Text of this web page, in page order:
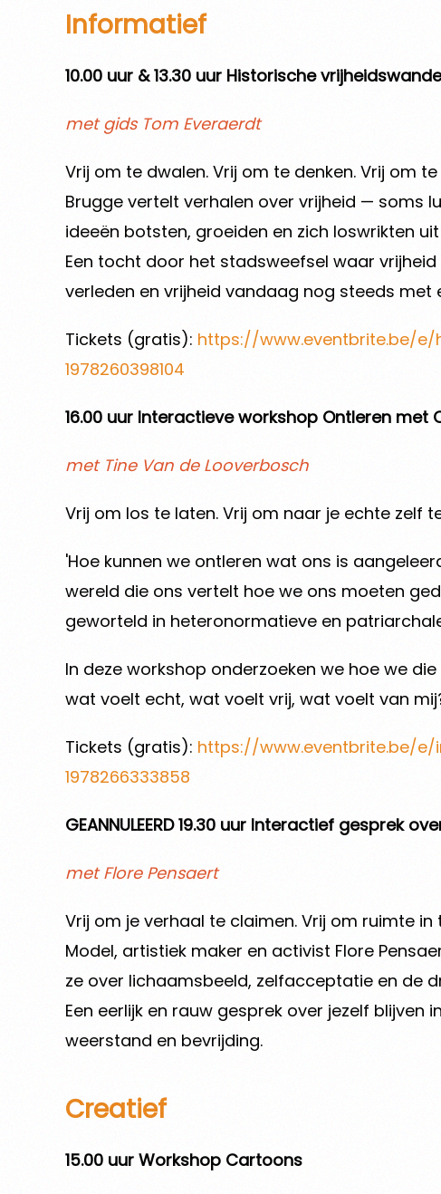
Informatief
10.00 uur & 13.30 uur Historische
met gids Tom Everaerdt
Vrij om te dwalen. Vrij om te denken. Vrij om
Brugge vertelt verhalen over vrijheid — soms
ideeën botsten, groeiden en zich loswrikten
Een tocht door het stadsweefsel waar
verleden en vrijheid vandaag nog steeds met
Tickets (gratis): https://www.eventbrite.be/
1978260398104
16.00 uur Interactieve workshop Ontleren met
met Tine Van de Looverbosch
Vrij om los te laten. Vrij om naar je echte zelf
'Hoe kunnen we ontleren wat ons is
wereld die ons vertelt hoe we ons moeten
geworteld in heteronormatieve en
In deze workshop onderzoeken we hoe we
wat voelt echt, wat voelt vrij, wat voelt van
Tickets (gratis): https://www.eventbrite.be/
1978266333858
GEANNULEERD 19.30 uur Interactief
met Flore Pensaert
Vrij om je verhaal te claimen. Vrij om ruimte in
Model, artistiek maker en activist Flore
ze over lichaamsbeeld, zelfacceptatie en de
Een eerlijk en rauw gesprek over jezelf
weerstand en bevrijding.
Creatief
15.00 uur Workshop Cartoons